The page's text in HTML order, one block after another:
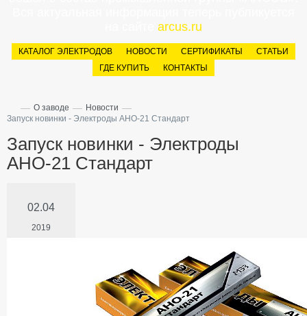
arcus.ru
КАТАЛОГ ЭЛЕКТРОДОВ НОВОСТИ СЕРТИФИКАТЫ
СТАТЬИ
ГДЕ КУПИТЬ
КОНТАКТЫ
— О заводе — Новости —
Запуск новинки - Электроды АНО-21 Стандарт
Запуск новинки - Электроды
АНО-21 Стандарт
02.04
2019